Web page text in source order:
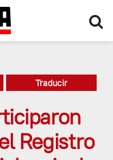
Traducir
Registro